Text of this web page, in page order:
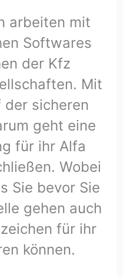
arbeiten mit
Softwares
der Kfz
Mit
der sicheren
geht eine
für ihr Alfa
Wobei
Sie bevor Sie
gehen auch
für ihr
können.